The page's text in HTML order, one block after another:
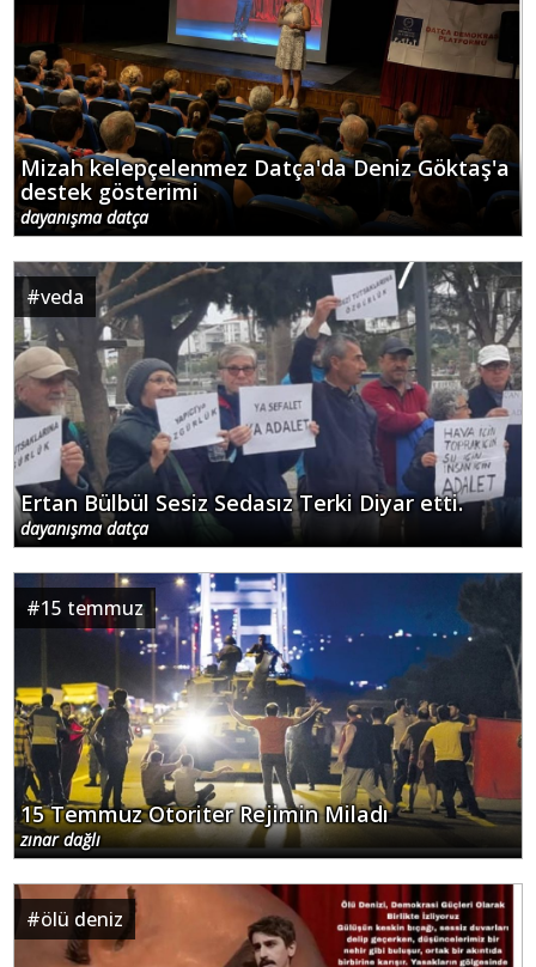
Mizah kelepçelenmez Datça'da Deniz Göktaş'a
destek gösterimi
dayanışma datça
#veda
Ertan Bülbül Sesiz Sedasız Terki Diyar etti.
dayanışma datça
#15 temmuz
15 Temmuz Otoriter Rejimin Miladı
zınar dağlı
#ölü deniz